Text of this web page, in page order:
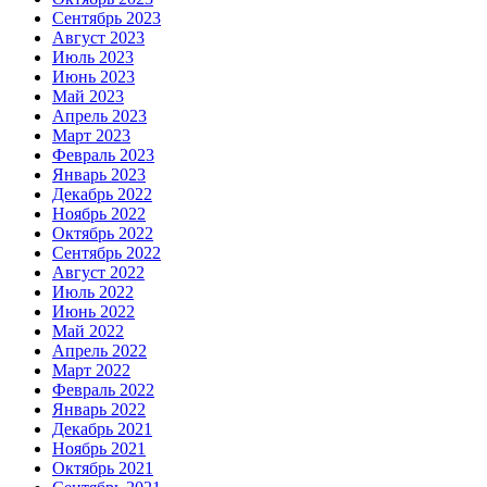
Сентябрь 2023
Август 2023
Июль 2023
Июнь 2023
Май 2023
Апрель 2023
Март 2023
Февраль 2023
Январь 2023
Декабрь 2022
Ноябрь 2022
Октябрь 2022
Сентябрь 2022
Август 2022
Июль 2022
Июнь 2022
Май 2022
Апрель 2022
Март 2022
Февраль 2022
Январь 2022
Декабрь 2021
Ноябрь 2021
Октябрь 2021